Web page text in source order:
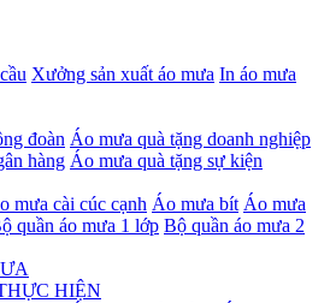
Xưởng sản xuất áo mưa In áo mưa
đoàn Áo mưa quà tặng doanh nghiệp
hàng Áo mưa quà tặng sự kiện
mưa cài cúc cạnh Áo mưa bít Áo mưa
quần áo mưa 1 lớp Bộ quần áo mưa 2
HIỆN